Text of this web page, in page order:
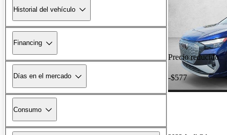
Historial del vehículo
Financing
Días en el mercado
Consumo
Precio reducido
-$577